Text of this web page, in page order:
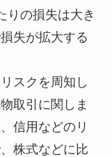
りの損失は大き
失が拡大する
スクを周知し
取引に関しま
信用などのリ
株式などに比